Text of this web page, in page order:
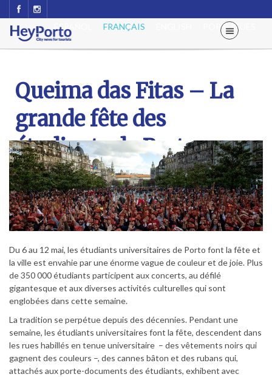
PORTUGUÊS
FRANÇAIS
ESPAÑOL
Queima das Fitas – La
grande fête des
étudiants de Porto
Du 6 au 12 mai, les étudiants universitaires de Porto font la fête et
la ville est envahie par une énorme vague de couleur et de joie. Plus
de 350 000 étudiants participent aux concerts, au défilé
gigantesque et aux diverses activités culturelles qui sont
englobées dans cette semaine.
La tradition se perpétue depuis des décennies. Pendant une
semaine, les étudiants universitaires font la fête, descendent dans
les rues habillés en tenue universitaire ­ – des vêtements noirs qui
gagnent des couleurs –, des cannes bâton et des rubans qui,
attachés aux porte-documents des étudiants, exhibent avec